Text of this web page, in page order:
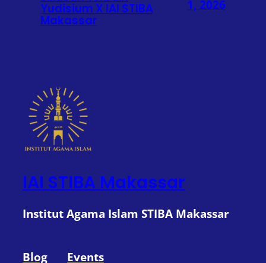
Yudisium X IAI STIBA
Makassar
1, 2026
IAI STIBA Makassar
Institut Agama Islam STIBA Makassar
Blog Events